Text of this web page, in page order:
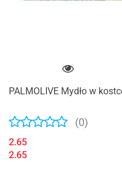
PALMOLIVE Mydło w
(0)
2.65
2.65